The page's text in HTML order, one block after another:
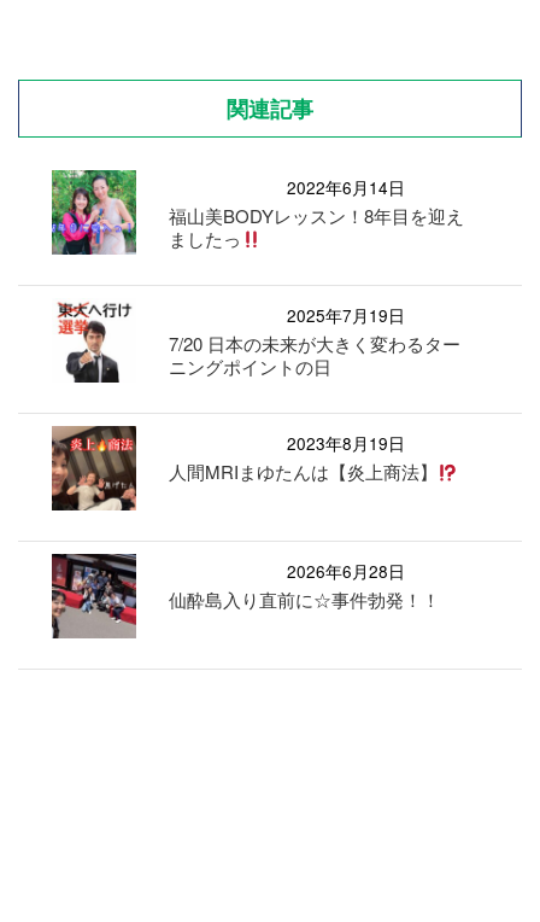
関連記事
2022年6月14日
福山美BODYレッスン！8年目を迎え
ましたっ
2025年7月19日
7/20 日本の未来が大きく変わるター
ニングポイントの日
2023年8月19日
人間MRIまゆたんは【炎上商法】
2026年6月28日
仙酔島入り直前に☆事件勃発！！